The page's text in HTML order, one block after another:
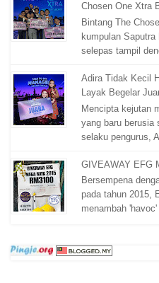
Chosen One Xtra
Bintang The
kumpulan
selepas tampil
Adira Tidak Kecil
Layak Begelar
Mencipta kejutan
yang baru berusia
selaku pengurus,
GIVEAWAY EFG
Bersempena
pada tahun 2015,
menambah